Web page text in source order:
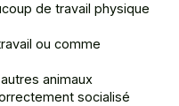
de travail physique
ou comme
animaux
socialisé